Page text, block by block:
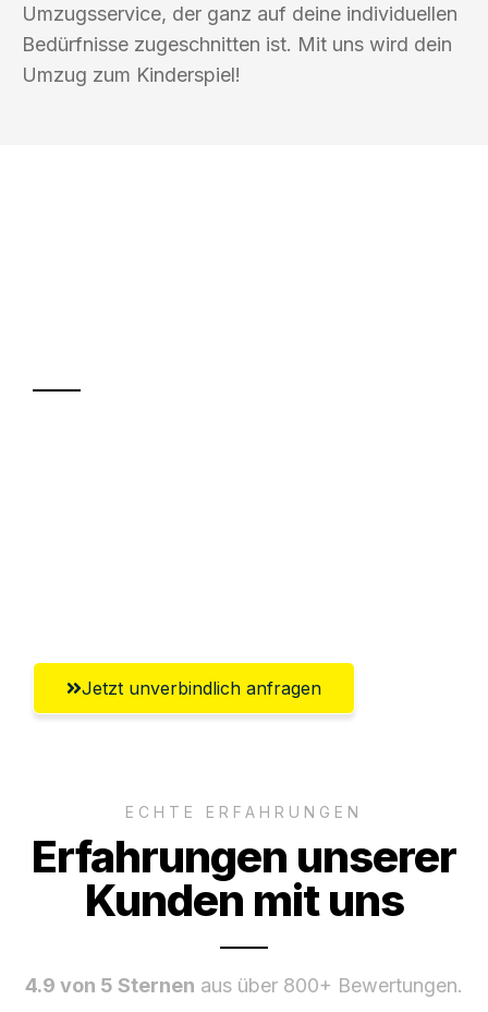
Umzugsservice, der ganz auf deine individuellen
Bedürfnisse zugeschnitten ist. Mit uns wird dein
Umzug zum Kinderspiel!
Jetzt unverbindlich anfragen
ECHTE ERFAHRUNGEN
Erfahrungen unserer
Kunden mit uns
4.9 von 5 Sternen aus über 800+ Bewertungen.